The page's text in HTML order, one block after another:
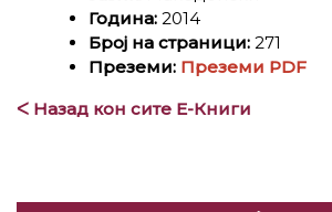
Година:2014
Број на страници:271
Преземи: Преземи PDF
ᐸ Назад кон сите Е-Книги